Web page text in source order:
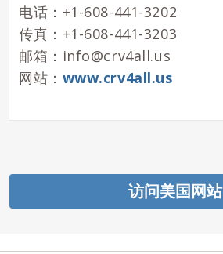
电话：+1-608-441-3202
传真：+1-608-441-3203
邮箱：info@crv4all.us
网站： www.crv4all.us
访问美国网站